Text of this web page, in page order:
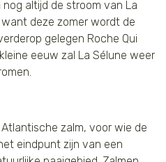
altijd de stroom van La
deze zomer wordt de
gelegen Roche Qui
eeuw zal La Sélune weer
zalm, voor wie de
eindpunt zijn van een